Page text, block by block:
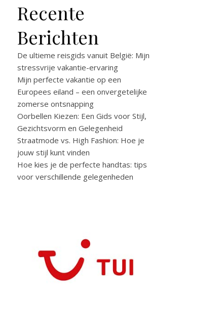
Recente
Berichten
De ultieme reisgids vanuit België: Mijn
stressvrije vakantie-ervaring
Mijn perfecte vakantie op een
Europees eiland – een onvergetelijke
zomerse ontsnapping
Oorbellen Kiezen: Een Gids voor Stijl,
Gezichtsvorm en Gelegenheid
Straatmode vs. High Fashion: Hoe je
jouw stijl kunt vinden
Hoe kies je de perfecte handtas: tips
voor verschillende gelegenheden